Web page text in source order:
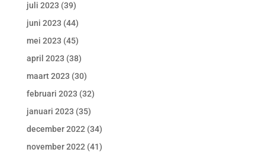
juli 2023 (39)
juni 2023 (44)
mei 2023 (45)
april 2023 (38)
maart 2023 (30)
februari 2023 (32)
januari 2023 (35)
december 2022 (34)
november 2022 (41)